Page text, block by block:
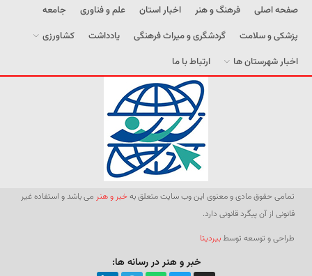
صفحه اصلی فرهنگ و هنر اخبار استان علم و فناوری
جامعه
پزشکی و سلامت
گردشگری و میراث فرهنگی یادداشت
کشاورزی
اخبار شهرستان ها
ارتباط با ما
تمامی حقوق مادی و معنوی این وب سایت متعلق بهخبر و هنر می باشد و استفاده غیر
قانونی از آن پیگرد قانونی دارد.
طراحی و توسعه توسطبیردیتا
خبر و هنر در رسانه ها: